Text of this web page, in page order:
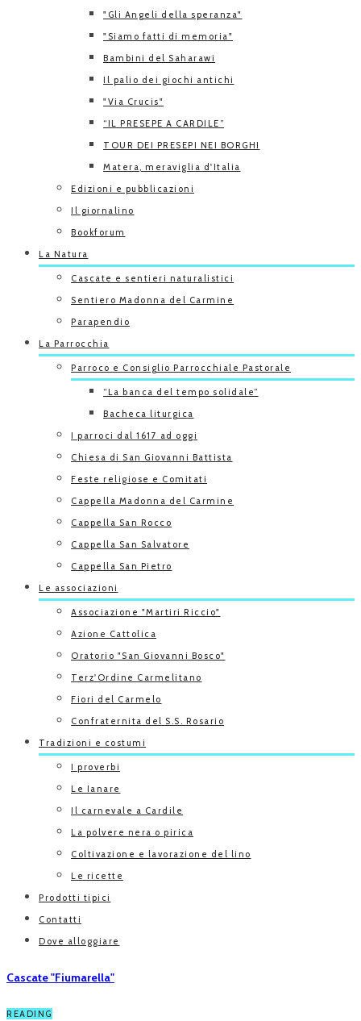
"Gli Angeli della speranza"
"Siamo fatti di memoria"
Bambini del Saharawi
Il palio dei giochi antichi
"Via Crucis"
“IL PRESEPE A CARDILE”
TOUR DEI PRESEPI NEI BORGHI
Matera, meraviglia d'Italia
Edizioni e pubblicazioni
Il giornalino
Bookforum
La Natura
Cascate e sentieri naturalistici
Sentiero Madonna del Carmine
Parapendio
La Parrocchia
Parroco e Consiglio Parrocchiale Pastorale
“La banca del tempo solidale”
Bacheca liturgica
I parroci dal 1617 ad oggi
Chiesa di San Giovanni Battista
Feste religiose e Comitati
Cappella Madonna del Carmine
Cappella San Rocco
Cappella San Salvatore
Cappella San Pietro
Le associazioni
Associazione "Martiri Riccio"
Azione Cattolica
Oratorio "San Giovanni Bosco"
Terz'Ordine Carmelitano
Fiori del Carmelo
Confraternita del S.S. Rosario
Tradizioni e costumi
I proverbi
Le Ianare
Il carnevale a Cardile
La polvere nera o pirica
Coltivazione e lavorazione del lino
Le ricette
Prodotti tipici
Contatti
Dove alloggiare
Cascate "Fiumarella"
READING